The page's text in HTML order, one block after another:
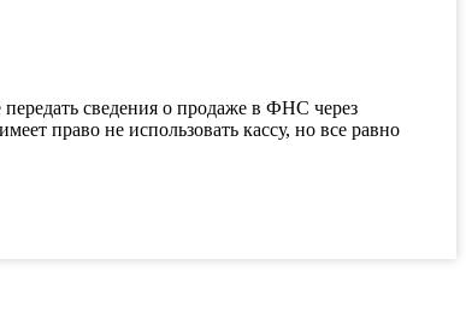
сведения о продаже в ФНС через
право не использовать кассу, но все равно